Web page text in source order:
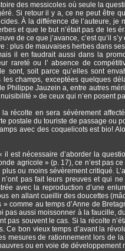
des messicoles où seule la
Si retour il y a, ce ne peut être
À la différence de l’auteure, je
et que le but n’était pas de les
de ce que j’avance, c’est qu’il
plus de mauvaises herbes dans
il en faudrait aussi dans la
rareté ou l’ absence de
soit parce qu’elles sont
champs, exceptées quelques
Philippe Jauzein a, entre autres
» de ceux qui n’en posent
récolte en sera sévèrement
postale du touriste de passage ou
avec des coquelicots est bio!
est nécessaire d’aborder la
agricole » (p. 17), ce n’est pas
ou moins sévèrement critiqué.
pas fait leurs preuves et qui
avec la reproduction d’une
en allant cueillir des doucettes
comme au temps d’Anne de
aussi moissonner à la faucille,
pas souvent le cas. Si la récolte
bon vieux temps d’avant la
mesures de rationnement lors de
ou en voie de développement